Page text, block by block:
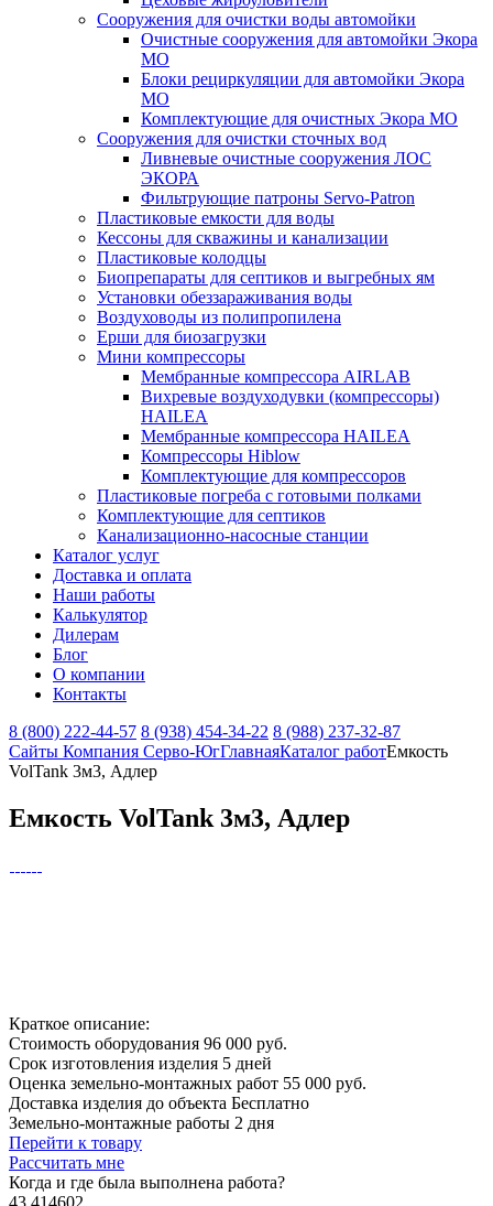
Сооружения для очистки воды автомойки
Очистные сооружения для автомойки Экора
МО
Блоки рециркуляции для автомойки Экора
МО
Комплектующие для очистных Экора МО
Сооружения для очистки сточных вод
Ливневые очистные сооружения ЛОС
ЭКОРА
Фильтрующие патроны Servo-Patron
Пластиковые емкости для воды
Кессоны для скважины и канализации
Пластиковые колодцы
Биопрепараты для септиков и выгребных ям
Установки обеззараживания воды
Воздуховоды из полипропилена
Ерши для биозагрузки
Мини компрессоры
Мембранные компрессора AIRLAB
Вихревые воздуходувки (компрессоры)
HAILEA
Мембранные компрессора HAILEA
Компрессоры Hiblow
Комплектующие для компрессоров
Пластиковые погреба с готовыми полками
Комплектующие для септиков
Канализационно-насосные станции
Каталог услуг
Доставка и оплата
Наши работы
Калькулятор
Дилерам
Блог
О компании
Контакты
8 (800) 222-44-57 8 (938) 454-34-22 8 (988) 237-32-87
Сайты Компания Серво-ЮгГлавнаяКаталог работЕмкость
VolTank 3м3, Адлер
Емкость VolTank 3м3, Адлер
Краткое описание:
Стоимость оборудования 96 000 руб.
Срок изготовления изделия 5 дней
Оценка земельно-монтажных работ 55 000 руб.
Доставка изделия до объекта Бесплатно
Земельно-монтажные работы 2 дня
Перейти к товару
Рассчитать мне
Когда и где была выполнена работа?
43.414602